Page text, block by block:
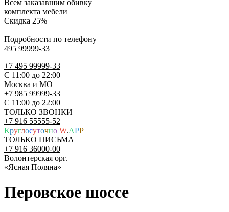
Всем заказавшим обивку
комплекта мебели
Скидка 25%
Подробности по телефону
495 99999-33
+7 495 99999-33
С 11:00 до 22:00
Москва и МО
+7 985 99999-33
С 11:00 до 22:00
ТОЛЬКО ЗВОНКИ
+7 916 55555-52
Круглосуточно W.APP
ТОЛЬКО ПИСЬМА
+7 916 36000-00
Волонтерская орг.
«Ясная Поляна»
Перовское шоссе